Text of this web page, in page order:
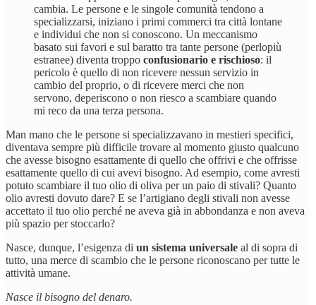
cambia. Le persone e le singole comunità tendono a
specializzarsi, iniziano i primi commerci tra città lontane
e individui che non si conoscono. Un meccanismo
basato sui favori e sul baratto tra tante persone (perlopiù
estranee) diventa troppo confusionario e rischioso: il
pericolo è quello di non ricevere nessun servizio in
cambio del proprio, o di ricevere merci che non
servono, deperiscono o non riesco a scambiare quando
mi reco da una terza persona.
Man mano che le persone si specializzavano in mestieri specifici,
diventava sempre più difficile trovare al momento giusto qualcuno
che avesse bisogno esattamente di quello che offrivi e che offrisse
esattamente quello di cui avevi bisogno. Ad esempio, come avresti
potuto scambiare il tuo olio di oliva per un paio di stivali? Quanto
olio avresti dovuto dare? E se l’artigiano degli stivali non avesse
accettato il tuo olio perché ne aveva già in abbondanza e non aveva
più spazio per stoccarlo?
Nasce, dunque, l’esigenza di un sistema universale al di sopra di
tutto, una merce di scambio che le persone riconoscano per tutte le
attività umane.
Nasce il bisogno del denaro.